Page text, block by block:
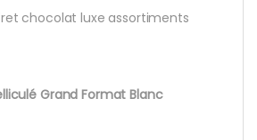
chocolat luxe assortiments
Grand Format Blanc